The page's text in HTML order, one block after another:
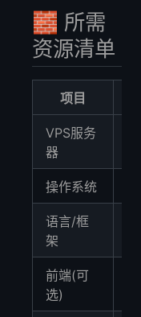
🧱 所需
资源清单
项目
VPS服务
器
操作系统
语言/框
架
前端(可
选)